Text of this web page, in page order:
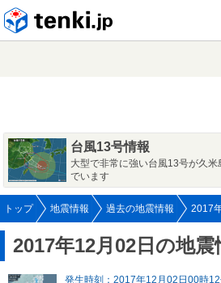
台風13号情報
大型で非常に強い台風13号が久
でいます
トップ 地震情報 過去の地震情報 2017
2017年12月02日の地震
発生時刻：2017年12月02日00時